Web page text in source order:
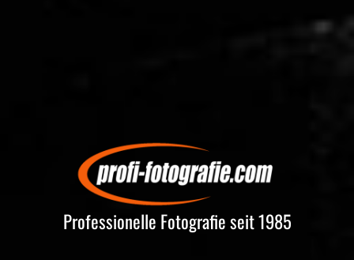
Professionelle Fotografie seit 1985